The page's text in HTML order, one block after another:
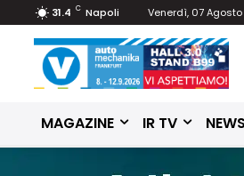
31.4 C Napoli Venerdì, 07
MAGAZINE IR TV